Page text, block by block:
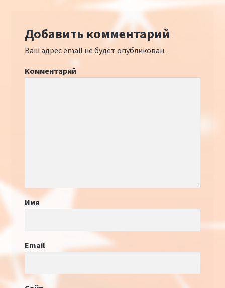
Добавить комментарий
Ваш адрес email не будет опубликован.
Комментарий
Имя
Email